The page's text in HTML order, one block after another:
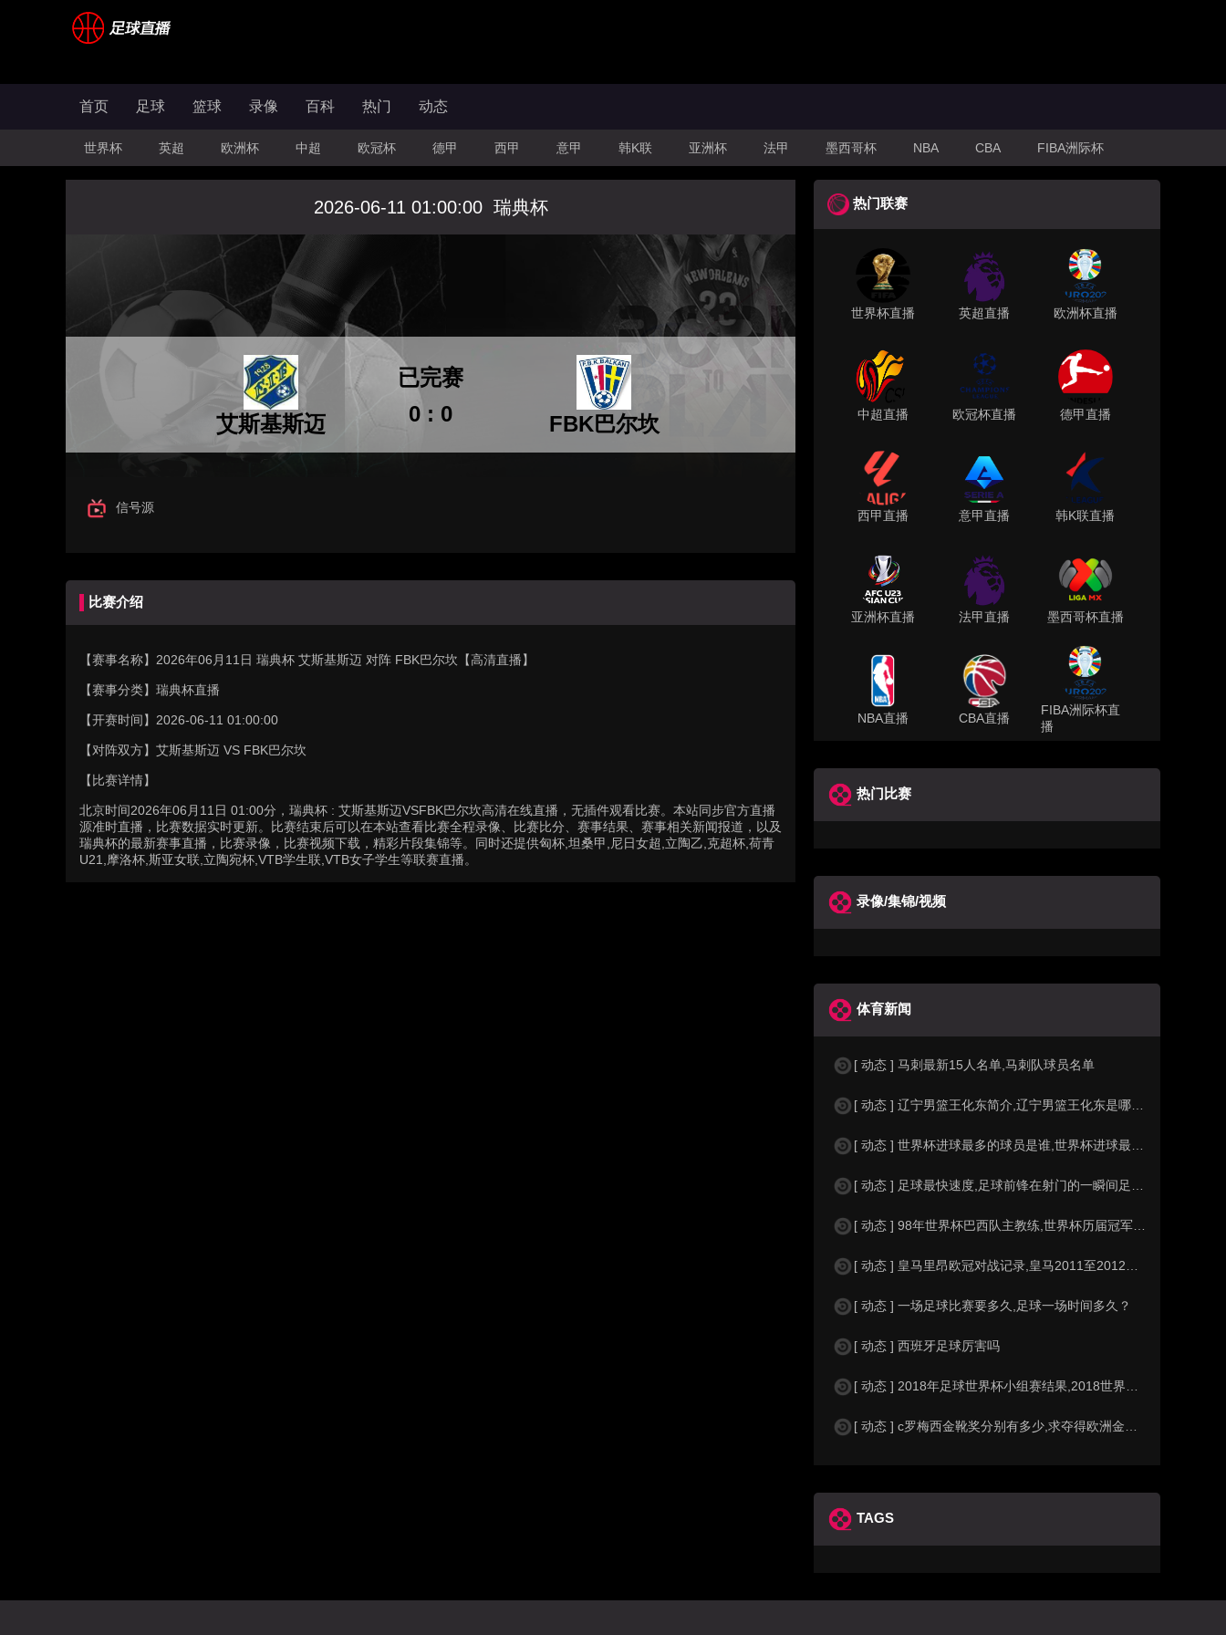
首页 足球 篮球 录像 百科 热门 动态
世界杯 英超 欧洲杯 中超 欧冠杯 德甲 西甲 意甲 韩K联 亚洲杯 法甲 墨西哥杯 NBA CBA FIBA洲际杯
2026-06-11 01:00:00 瑞典杯
艾斯基斯迈 0 : 0
已完赛
FBK巴尔坎
信号源
比赛介绍
【赛事名称】 2026年06月11日 瑞典杯 艾斯基斯迈 对阵 FBK巴尔坎【高清直播】
【赛事分类】 瑞典杯直播
【开赛时间】 2026-06-11 01:00:00
【对阵双方】 艾斯基斯迈 VS FBK巴尔坎
【比赛详情】
北京时间2026年06月11日 01:00分，瑞典杯 : 艾斯基斯迈VSFBK巴尔坎高清在线直播，无插件观看比赛。本站同步官方直播
源准时直播，比赛数据实时更新。比赛结束后可以在本站查看比赛全程录像、比赛比分、赛事结果、赛事相关新闻报道，以及
瑞典杯的最新赛事直播，比赛录像，比赛视频下载，精彩片段集锦等。同时还提供匈杯,坦桑甲,尼日女超,立陶乙,克超杯,荷青
U21,摩洛杯,斯亚女联,立陶宛杯,VTB学生联,VTB女子学生等联赛直播。
热门联赛
世界杯直播 英超直播 欧洲杯直播
中超直播 欧冠杯直播 德甲直播
西甲直播 意甲直播 韩K联直播
亚洲杯直播 法甲直播 墨西哥杯直播
NBA直播 CBA直播
FIBA洲际杯直
播
热门比赛
录像/集锦/视频
体育新闻
[ 动态 ] 马刺最新15人名单,马刺队球员名单
[ 动态 ] 辽宁男篮王化东简介,辽宁男篮王化东是哪里人？
[ 动态 ] 世界杯进球最多的球员是谁,世界杯进球最多的球员是谁？
[ 动态 ] 足球最快速度,足球前锋在射门的一瞬间足球的速度有多快？？
[ 动态 ] 98年世界杯巴西队主教练,世界杯历届冠军球队教练
[ 动态 ] 皇马里昂欧冠对战记录,皇马2011至2012欧冠赛程&nbs
[ 动态 ] 一场足球比赛要多久,足球一场时间多久？
[ 动态 ] 西班牙足球厉害吗
[ 动态 ] 2018年足球世界杯小组赛结果,2018世界杯中国进入a组
[ 动态 ] c罗梅西金靴奖分别有多少,求夺得欧洲金靴奖与各大联赛金靴奖最
TAGS